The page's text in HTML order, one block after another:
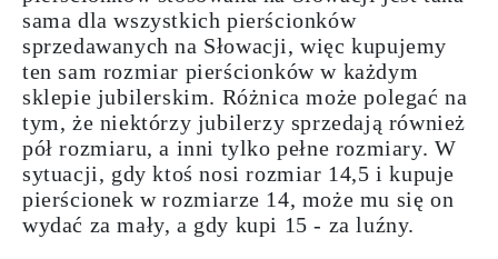
sama dla wszystkich pierścionków
sprzedawanych na Słowacji, więc kupujemy
ten sam rozmiar pierścionków w każdym
sklepie jubilerskim. Różnica może polegać na
tym, że niektórzy jubilerzy sprzedają również
pół rozmiaru, a inni tylko pełne rozmiary. W
sytuacji, gdy ktoś nosi rozmiar 14,5 i kupuje
pierścionek w rozmiarze 14, może mu się on
wydać za mały, a gdy kupi 15 - za luźny.